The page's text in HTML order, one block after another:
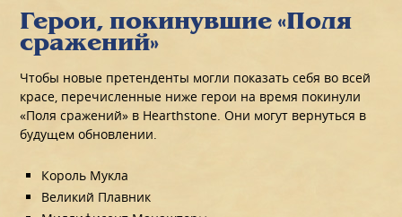
Герои, покинувшие «Поля
сражений»
Чтобы новые претенденты могли показать себя во всей
красе, перечисленные ниже герои на время покинули
«Поля сражений» в Hearthstone. Они могут вернуться в
будущем обновлении.
Король Мукла
Великий Плавник